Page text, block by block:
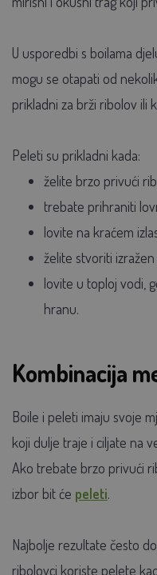
U usporedbi s boilama
mogu se otapati od
prikladni za brži ribolov ili
Peleti su prikladni kada:
želite brzo privući
trebate prihraniti
lovite na kraćem
želite stvoriti izražen
lovite u toploj vodi,
hranu.
Kombinacija
Boile i peleti imaju svoje
koji dulje traje i ciljate na
Ako trebate brzo privući
izbor bit će peleti.
Najbolje rezultate često
ribolovci koriste pelete